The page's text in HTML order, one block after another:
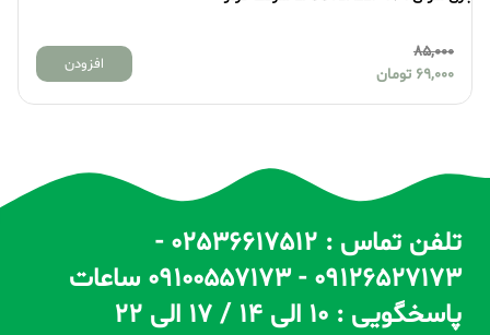
85,000
69,000 تومان
افزودن
تلفن تماس : 02536617512 -
09126527173 - 09100557173 ساعات
پاسخگویی : 10 الی 14 / 17 الی 22